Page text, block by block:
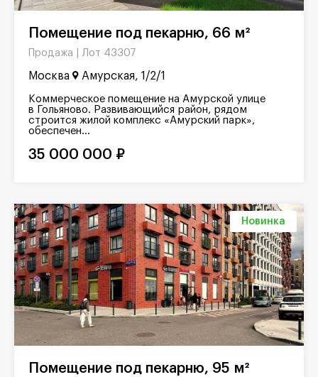
Помещение под пекарню, 66 м²
Продажа | Лот 43307
Москва Амурская, 1/2/1
Коммерческое помещение на Амурской улице
в Гольяново. Развивающийся район, рядом
строится жилой комплекс «Амурский парк»,
обеспечен...
35 000 000 ₽
Новинка
Помещение под пекарню, 95 м²